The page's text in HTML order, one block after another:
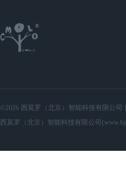
©2026 西莫罗（北京）智能科技有限公司
西莫罗（北京）智能科技有限公司